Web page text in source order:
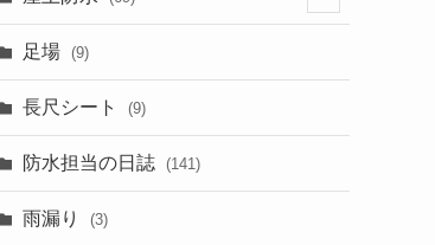
(32)(50)
足場 (9)
長尺シート (9)
防水担当の日誌 (141)
雨漏り (3)